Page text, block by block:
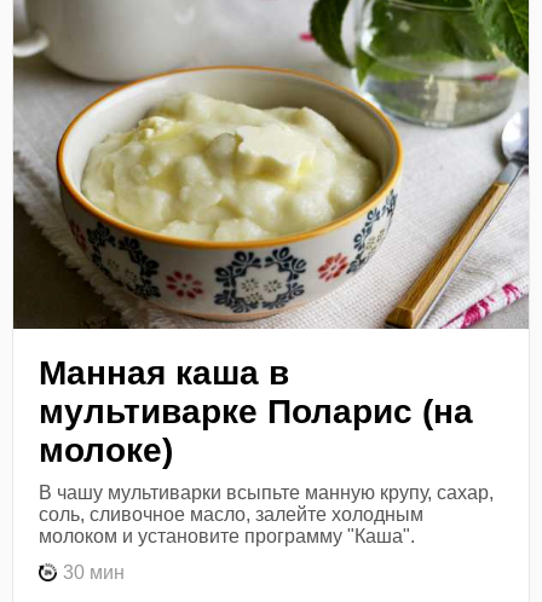
Манная каша в
мультиварке Поларис (на
молоке)
В чашу мультиварки всыпьте манную крупу, сахар,
соль, сливочное масло, залейте холодным
молоком и установите программу "Каша".
30 мин